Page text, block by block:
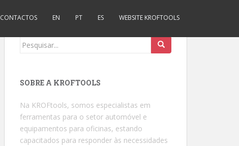
CONTACTOS EN PT ES WEBSITE KROFTOOLS
Procurar por:
SOBRE A KROFTOOLS
Na KROFtools, somos especialistas em
ferramentas para o setor automóvel e
equipamentos para oficinas, estando
capacitados para responder às necessidades